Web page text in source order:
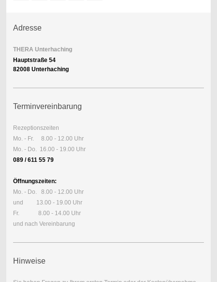
Adresse
THERA Unterhaching
Hauptstraße 54
82008 Unterhaching
Terminvereinbarung
Rezeptionszeiten
Mo. - Fr. 8.00 - 12.00 Uhr
Mo. - Do. 16.00 - 19.00 Uhr
089 / 611 55 79
Öffnungszeiten:
Mo. - Do. 8.00 - 12.00 Uhr
und 13.00 - 19.00 Uhr
Fr. 8.00 - 14.00 Uhr
und nach Vereinbarung
Hinweise